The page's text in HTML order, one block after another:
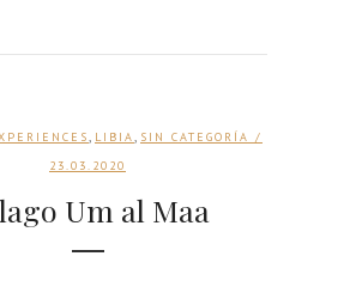
, LIBIA, SIN CATEGORÍA /
23.03.2020
Um al Maa